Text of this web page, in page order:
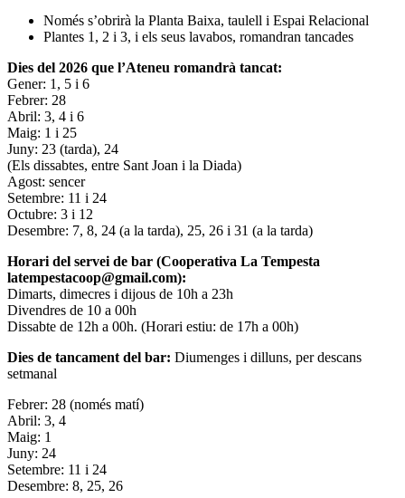
Només s’obrirà la Planta Baixa, taulell i Espai Relacional
Plantes 1, 2 i 3, i els seus lavabos, romandran tancades
Dies del 2026 que l’Ateneu romandrà tancat:
Gener: 1, 5 i 6
Febrer: 28
Abril: 3, 4 i 6
Maig: 1 i 25
Juny: 23 (tarda), 24
(Els dissabtes, entre Sant Joan i la Diada)
Agost: sencer
Setembre: 11 i 24
Octubre: 3 i 12
Desembre: 7, 8, 24 (a la tarda), 25, 26 i 31 (a la tarda)
Horari del servei de bar (Cooperativa La Tempesta
latempestacoop@gmail.com):
Dimarts, dimecres i dijous de 10h a 23h
Divendres de 10 a 00h
Dissabte de 12h a 00h. (Horari estiu: de 17h a 00h)
Dies de tancament del bar: Diumenges i dilluns, per descans
setmanal
Febrer: 28 (només matí)
Abril: 3, 4
Maig: 1
Juny: 24
Setembre: 11 i 24
Desembre: 8, 25, 26